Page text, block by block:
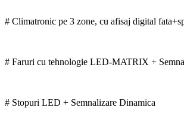
# Climatronic pe 3 zone, cu afisaj digital
# Faruri cu tehnologie LED-MATRIX +
# Stopuri LED + Semnalizare Dinamica